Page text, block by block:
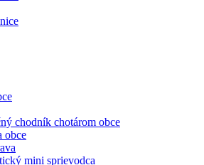
chodník chotárom obce
obce
mini sprievodca